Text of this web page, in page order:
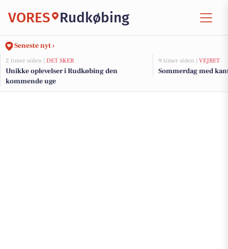
VORES Rudkøbing
Seneste nyt ›
2 timer siden | DET SKER
Unikke oplevelser i Rudkøbing den
kommende uge
9 timer siden | VEJRET
Sommerdag med